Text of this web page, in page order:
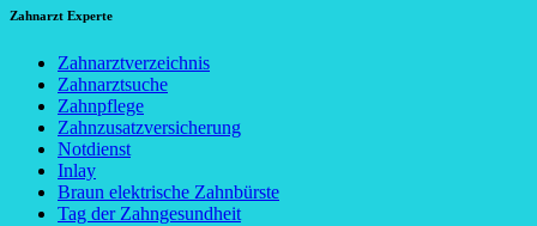
Zahnarzt Experte
Zahnarztverzeichnis
Zahnarztsuche
Zahnpflege
Zahnzusatzversicherung
Notdienst
Inlay
Braun elektrische Zahnbürste
Tag der Zahngesundheit